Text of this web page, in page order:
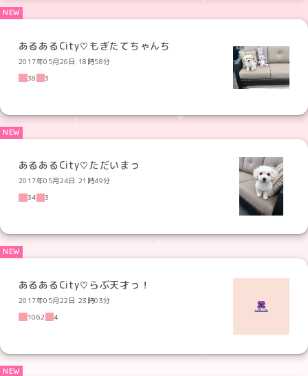
あるあるCity♡もぎたてちゃんち
2017年05月26日 18時58分
38
3
あるあるCity♡ただいまっ
2017年05月24日 21時49分
34
3
あるあるCity♡らぶ天才っ！
2017年05月22日 23時03分
1062
4